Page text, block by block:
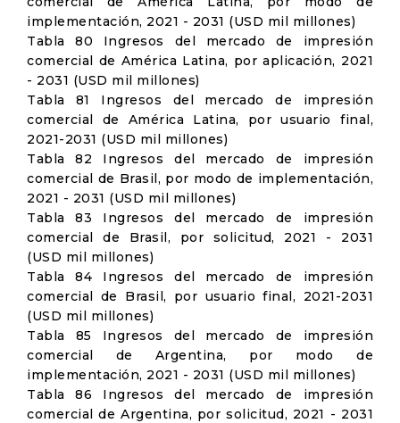
implementación, 2021 - 2031 (USD mil millones)
Tabla 80 Ingresos del mercado de impresión
comercial de América Latina, por aplicación, 2021
- 2031 (USD mil millones)
Tabla 81 Ingresos del mercado de impresión
comercial de América Latina, por usuario final,
2021-2031 (USD mil millones)
Tabla 82 Ingresos del mercado de impresión
comercial de Brasil, por modo de implementación,
2021 - 2031 (USD mil millones)
Tabla 83 Ingresos del mercado de impresión
comercial de Brasil, por solicitud, 2021 - 2031
(USD mil millones)
Tabla 84 Ingresos del mercado de impresión
comercial de Brasil, por usuario final, 2021-2031
(USD mil millones)
Tabla 85 Ingresos del mercado de impresión
comercial de Argentina, por modo de
implementación, 2021 - 2031 (USD mil millones)
Tabla 86 Ingresos del mercado de impresión
comercial de Argentina, por solicitud, 2021 - 2031